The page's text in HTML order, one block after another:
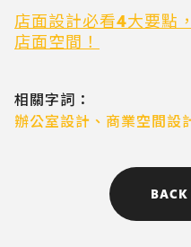
店面設計必看4大要點
店面空間！
相關字詞：
辦公室設計 、 商業空間設
BACK